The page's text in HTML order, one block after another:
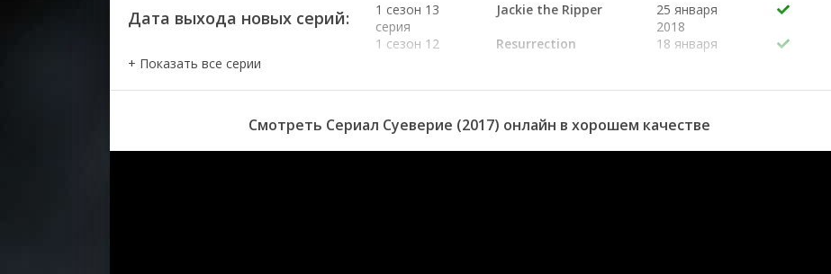
Дата выхода новых серий:
1 сезон 13
серия
Jackie the Ripper
25 января
2018
1 сезон 12
Resurrection
18 января
серия
2018
серия
Смотреть Сериал Суеверие (2017) онлайн в хорошем качестве